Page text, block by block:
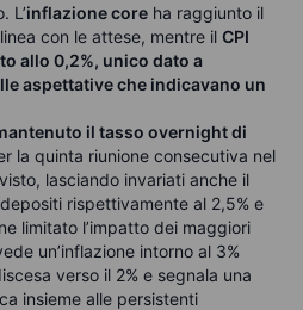
L’inflazione core ha raggiunto il
con le attese, mentre il CPI
allo 0,2%, unico dato a
aspettative che indicavano un
il tasso overnight di
la quinta riunione consecutiva nel
lasciando invariati anche il
rispettivamente al 2,5% e
limitato l’impatto dei maggiori
un’inflazione intorno al 3%
verso il 2% e segnala una
insieme alle persistenti